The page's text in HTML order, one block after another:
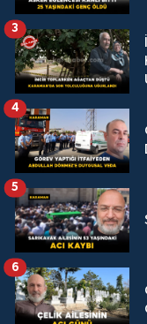
3
4
5
6